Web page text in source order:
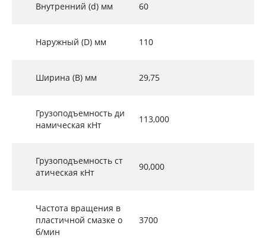
Внутренний (d) мм 60
Наружный (D) мм 110
Ширина (B) мм 29,75
Грузоподъемность ди
намическая кНт
113,000
Грузоподъемность ст
атическая кНт
90,000
Частота вращения в
пластичной смазке о
б/мин
3700